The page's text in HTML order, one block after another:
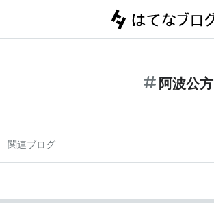
阿波公方
関連ブログ